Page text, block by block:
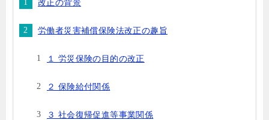
改正の背景
労働者災害補償保険法改正の趣旨
１ 労災保険の目的の改正
２ 保険給付関係
３ 社会復帰促進等事業関係